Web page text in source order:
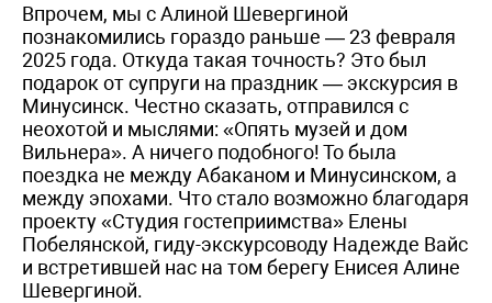
Впрочем, мы с Алиной Шевергиной
познакомились гораздо раньше — 23 февраля
2025 года. Откуда такая точность? Это был
подарок от супруги на праздник — экскурсия в
Минусинск. Честно сказать, отправился с
неохотой и мыслями: «Опять музей и дом
Вильнера». А ничего подобного! То была
поездка не между Абаканом и Минусинском, а
между эпохами. Что стало возможно благодаря
проекту «Студия гостеприимства» Елены
Побелянской, гиду-экскурсоводу Надежде Вайс
и встретившей нас на том берегу Енисея Алине
Шевергиной.